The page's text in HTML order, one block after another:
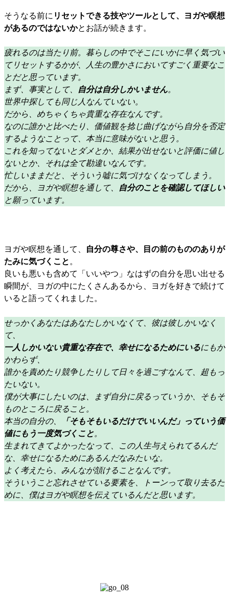
そうなる前に リセットできる技やツールとして、ヨガや瞑想
があるのではないかとお話が続きます。
疲れるのは当たり前。暮らしの中でそこにいかに早く気づい
てリセットするかが、人生の豊かさにおいてすごく重要なこ
とだと思っています。
まず、事実として、
自分は自分しかいません。
世界中探しても同じ人なんていない。
だから、めちゃくちゃ貴重な存在なんです。
なのに誰かと比べたり、価値観を捻じ曲げながら自分を否定
するようなことって、本当に意味がないと思う。
これを知ってないとダメとか、結果が出せないと評価に値し
ないとか、それは全て勘違いなんです。
忙しいままだと、そういう嘘に気づけなくなってしまう。
だから、ヨガや瞑想を通して、
自分のことを確認してほしい
と願っています。
ヨガや瞑想を通して、
自分の尊さや、目の前のもののありが
たみに気づくこと 。
良いも悪いも含めて「いいやつ」なはずの自分を思い出せる
瞬間が、ヨガの中にたくさんあるから、ヨガを好きで続けて
いると語ってくれました。
せっかくあなたはあなたしかいなくて、彼は彼しかいなく
て、
一人しかいない貴重な存在で、幸せになるためにいるにもか
かわらず、
誰かを責めたり競争したりして日々を過ごすなんて、超もっ
たいない。
僕が大事にしたいのは、まず自分に戻るっていうか、そもそ
ものところに戻ること。
本当の自分の、
「そもそもいるだけでいいんだ」っていう価
値にもう一度気づくこと。
生まれてきてよかったなって、この人生与えられてるんだ
な、幸せになるためにあるんだなみたいな。
よく考えたら、みんなが頷けることなんです。
そういうこと忘れさせている要素を、トーンって取り去るた
めに、僕はヨガや瞑想を伝えているんだと思います。